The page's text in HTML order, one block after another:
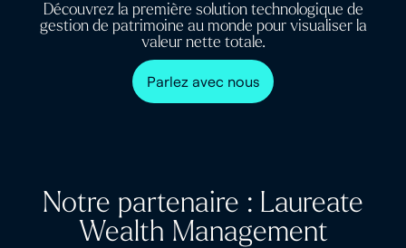
Découvrez la première solution technologique de
gestion de patrimoine au monde pour visualiser la
valeur nette totale.
Parlez avec nous
Notre partenaire : Laureate
Wealth Management